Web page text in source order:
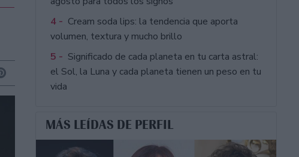
4 - Cream soda lips: la tendencia que aporta
volumen, textura y mucho brillo
5 - Significado de cada planeta en tu carta astral:
el Sol, la Luna y cada planeta tienen un peso en tu
vida
MÁS LEÍDAS DE PERFIL